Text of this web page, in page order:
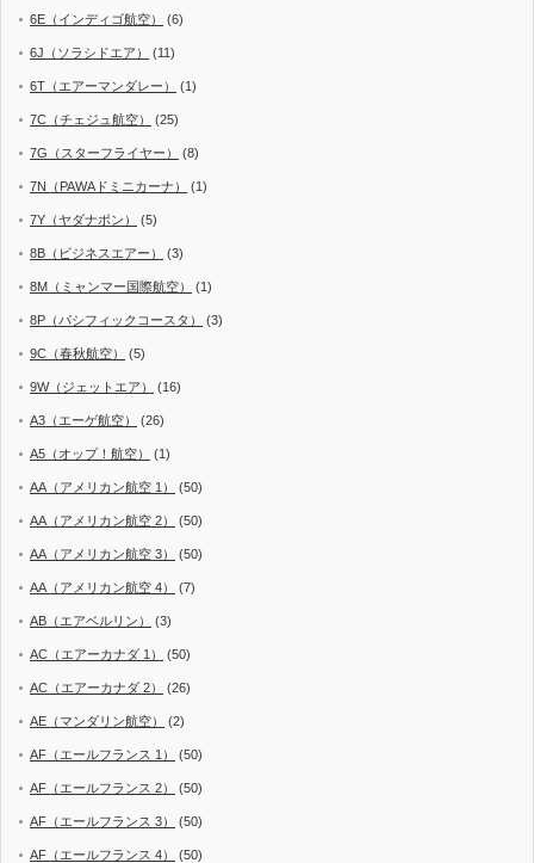
6E（インディゴ航空） (6)
6J（ソラシドエア） (11)
6T（エアーマンダレー） (1)
7C（チェジュ航空） (25)
7G（スターフライヤー） (8)
7N（PAWAドミニカーナ） (1)
7Y（ヤダナポン） (5)
8B（ビジネスエアー） (3)
8M（ミャンマー国際航空） (1)
8P（パシフィックコースタ） (3)
9C（春秋航空） (5)
9W（ジェットエア） (16)
A3（エーゲ航空） (26)
A5（オップ！航空） (1)
AA（アメリカン航空 1） (50)
AA（アメリカン航空 2） (50)
AA（アメリカン航空 3） (50)
AA（アメリカン航空 4） (7)
AB（エアベルリン） (3)
AC（エアーカナダ 1） (50)
AC（エアーカナダ 2） (26)
AE（マンダリン航空） (2)
AF（エールフランス 1） (50)
AF（エールフランス 2） (50)
AF（エールフランス 3） (50)
AF（エールフランス 4） (50)